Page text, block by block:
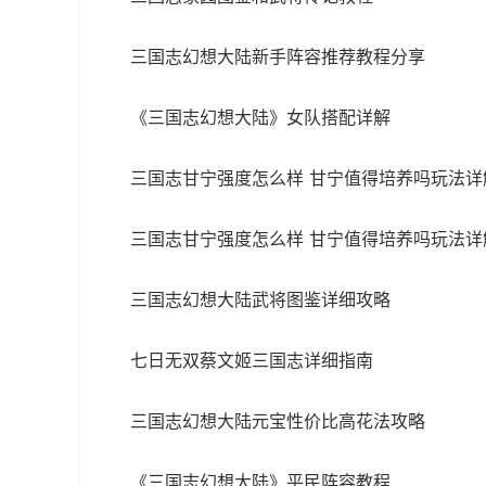
三国志幻想大陆新手阵容推荐教程分享
《三国志幻想大陆》女队搭配详解
三国志甘宁强度怎么样 甘宁值得培养吗玩法
三国志甘宁强度怎么样 甘宁值得培养吗玩法
三国志幻想大陆武将图鉴详细攻略
七日无双蔡文姬三国志详细指南
三国志幻想大陆元宝性价比高花法攻略
《三国志幻想大陆》平民阵容教程